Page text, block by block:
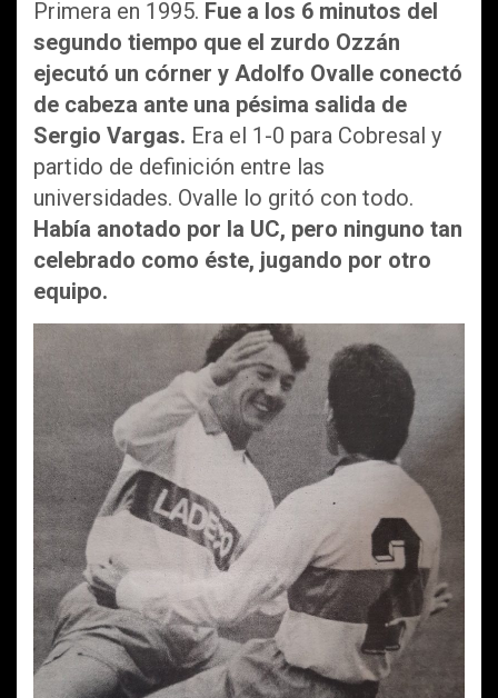
Primera en 1995. Fue a los 6 minutos del
segundo tiempo que el zurdo Ozzán
ejecutó un córner y Adolfo Ovalle conectó
de cabeza ante una pésima salida de
Sergio Vargas. Era el 1-0 para Cobresal y
partido de definición entre las
universidades. Ovalle lo gritó con todo.
Había anotado por la UC, pero ninguno tan
celebrado como éste, jugando por otro
equipo.